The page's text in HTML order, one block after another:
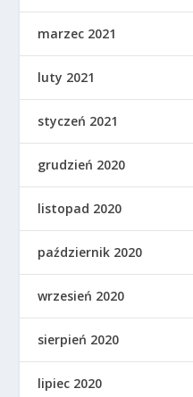
marzec 2021
luty 2021
styczeń 2021
grudzień 2020
listopad 2020
październik 2020
wrzesień 2020
sierpień 2020
lipiec 2020